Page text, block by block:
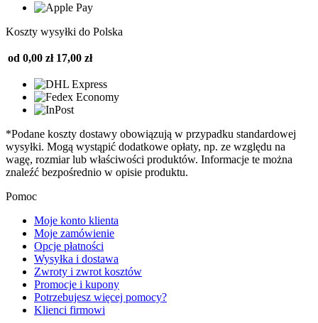
Koszty wysyłki do Polska
od 0,00 zł 17,00 zł
*Podane koszty dostawy obowiązują w przypadku standardowej
wysyłki. Mogą wystąpić dodatkowe opłaty, np. ze względu na
wagę, rozmiar lub właściwości produktów. Informacje te można
znaleźć bezpośrednio w opisie produktu.
Pomoc
Moje konto klienta
Moje zamówienie
Opcje płatności
Wysyłka i dostawa
Zwroty i zwrot kosztów
Promocje i kupony
Potrzebujesz więcej pomocy?
Klienci firmowi